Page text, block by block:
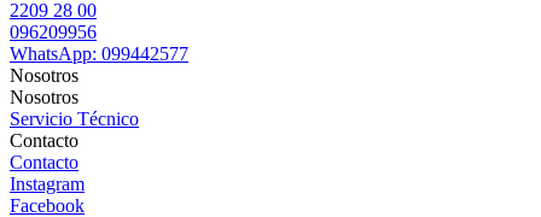
2209 28 00
096209956
WhatsApp: 099442577
Nosotros
Nosotros
Servicio Técnico
Contacto
Contacto
Instagram
Facebook